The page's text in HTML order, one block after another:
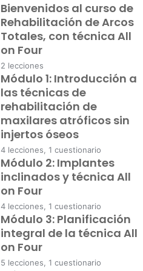
Bienvenidos al curso de
Rehabilitación de Arcos
Totales, con técnica All
on Four
Políticas de Uso del Campus
Virtual
Bienvenida
2 lecciones
Módulo 1: Introducción a
las técnicas de
rehabilitación de
maxilares atróficos sin
injertos óseos
Introducción a las técnicas de
rehabilitación de maxilares
atróficos sin injertos óseos
Reconstrucciones con implantes.
Implantes cigomáticos.
Material de Lectura: Introducción
a las técnicas de rehabilitación de
maxilares atróficos sin injertos
4 lecciones, 1 cuestionario
Módulo 2: Implantes
inclinados y técnica All
on Four
Reconstrucciones con implantes.
Implantes inclinados. Técnica All
On Four.
All On Four. Distintas
4 lecciones, 1 cuestionario
Módulo 3: Planificación
integral de la técnica All
on Four
5 lecciones, 1 cuestionario